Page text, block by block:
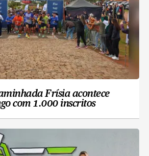
Frísia acontece
com 1.000 inscritos